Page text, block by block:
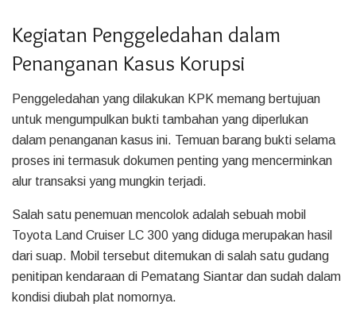
Kegiatan Penggeledahan dalam
Penanganan Kasus Korupsi
Penggeledahan yang dilakukan KPK memang bertujuan
untuk mengumpulkan bukti tambahan yang diperlukan
dalam penanganan kasus ini. Temuan barang bukti selama
proses ini termasuk dokumen penting yang mencerminkan
alur transaksi yang mungkin terjadi.
Salah satu penemuan mencolok adalah sebuah mobil
Toyota Land Cruiser LC 300 yang diduga merupakan hasil
dari suap. Mobil tersebut ditemukan di salah satu gudang
penitipan kendaraan di Pematang Siantar dan sudah dalam
kondisi diubah plat nomornya.